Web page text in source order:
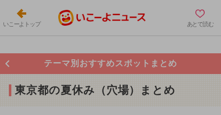
いこーよトップ あとで読む
テーマ別おすすめスポットまとめ
東京都の夏休み（穴場）まとめ